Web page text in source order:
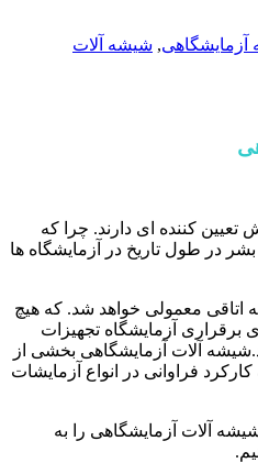
, شیشه آلات
تعیین کننده ای دارند. چرا که
در طول تاریخ در آزمایشگاه ها
اتاقی معمولی خواهد شد. که هیچ
برقراری آزمایشگاه تجهیزات
آلات آزمایشگاهی بخشی از
فراوانی در انواع آزمایشات
آلات آزمایشگاهی را به